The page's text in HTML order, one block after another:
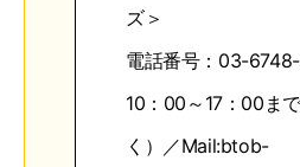
ズ＞
電話番号：03-
10：00～17：00ま
く）／Mail:btob-